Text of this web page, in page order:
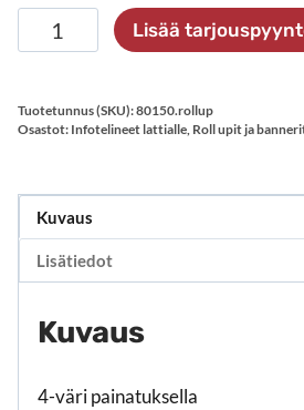
up
850
x
määrä
Lisää
Tuotetunnus (SKU):80150.rollup
Osastot: Infotelineet lattialle, Roll upit ja
Kuvaus
Lisätiedot
Kuvaus
4-väri painatuksella